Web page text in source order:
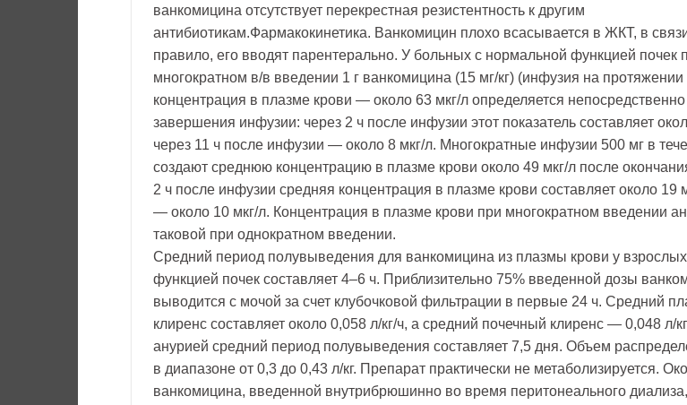
ванкомицина отсутствует перекрестная резистентность к другим
антибиотикам.Фармакокинетика. Ванкомицин плохо всасывается в ЖКТ, в
правило, его вводят парентерально. У больных с нормальной функцией почек
многократном в/в введении 1 г ванкомицина (15 мг/кг) (инфузия на
концентрация в плазме крови — около 63 мкг/л определяется
завершения инфузии: через 2 ч после инфузии этот показатель составляет
через 11 ч после инфузии — около 8 мкг/л. Многократные инфузии 500 мг в
создают среднюю концентрацию в плазме крови около 49 мкг/л после
2 ч после инфузии средняя концентрация в плазме крови составляет около 19
— около 10 мкг/л. Концентрация в плазме крови при многократном введении
таковой при однократном введении.
Средний период полувыведения для ванкомицина из плазмы крови у
функцией почек составляет 4–6 ч. Приблизительно 75% введенной дозы
выводится с мочой за счет клубочковой фильтрации в первые 24 ч. Средний
клиренс составляет около 0,058 л/кг/ч, а средний почечный клиренс — 0,048 л/
анурией средний период полувыведения составляет 7,5 дня. Объем
в диапазоне от 0,3 до 0,43 л/кг. Препарат практически не метаболизируется.
ванкомицина, введенной внутрибрюшинно во время перитонеального